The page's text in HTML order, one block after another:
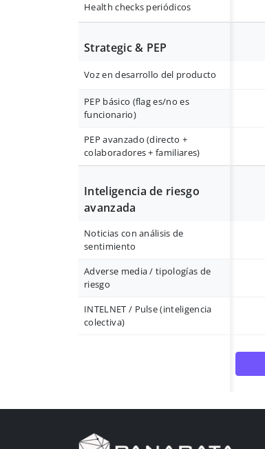
Health checks periódicos
Strategic & PEP
Voz en desarrollo del producto
PEP básico (flag es/no es
funcionario)
PEP avanzado (directo +
colaboradores + familiares)
Inteligencia de riesgo
avanzada
Noticias con análisis de
sentimiento
Adverse media / tipologías de
riesgo
INTELNET / Pulse (inteligencia
colectiva)